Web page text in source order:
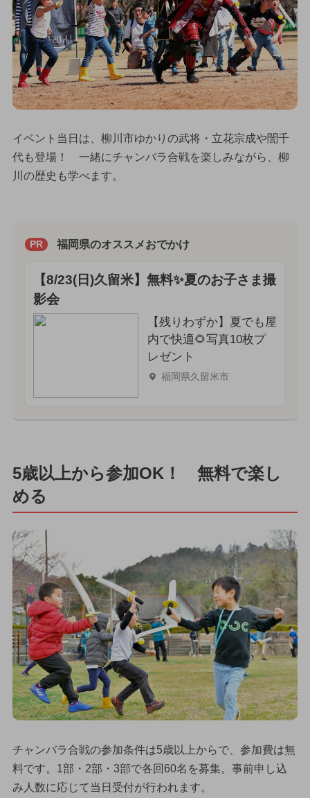
イベント当日は、柳川市ゆかりの武将・立花宗成や誾千
代も登場！ 一緒にチャンバラ合戦を楽しみながら、柳
川の歴史も学べます。
PR 福岡県のオススメおでかけ
【8/23(日)久留米】無料✨夏のお子さま撮
影会
【残りわずか】夏でも屋
内で快適🌻写真10枚プ
レゼント
福岡県久留米市
5歳以上から参加OK！ 無料で楽し
める
チャンバラ合戦の参加条件は5歳以上からで、参加費は無
料です。1部・2部・3部で各回60名を募集。事前申し込
み人数に応じて当日受付が行われます。